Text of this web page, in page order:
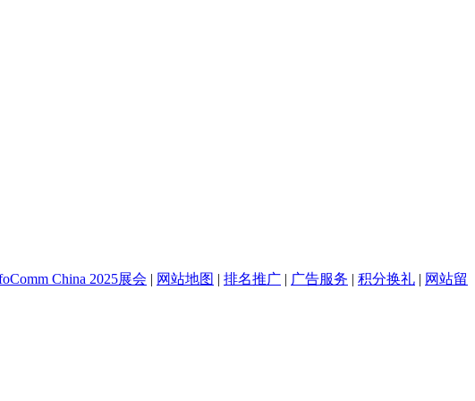
China 2025展会 | 网站地图 | 排名推广 | 广告服务 | 积分换礼 | 网站留